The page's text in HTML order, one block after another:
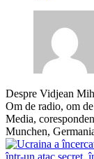
Despre Vidjean
Om de radio, om
Media,
Munchen,